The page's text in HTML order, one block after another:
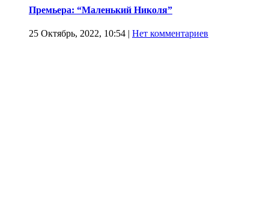
Премьера: “Маленький Николя”
25 Октябрь, 2022, 10:54 | Нет комментариев